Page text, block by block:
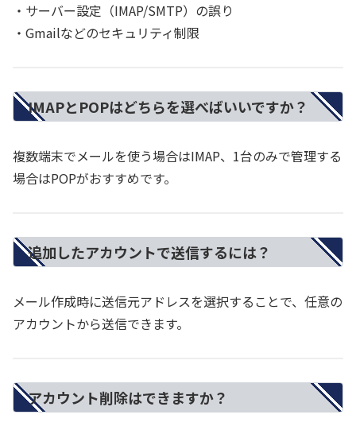
・サーバー設定（IMAP/SMTP）の誤り
・Gmailなどのセキュリティ制限
IMAPとPOPはどちらを選べばいいですか？
複数端末でメールを使う場合はIMAP、1台のみで管理する
場合はPOPがおすすめです。
追加したアカウントで送信するには？
メール作成時に送信元アドレスを選択することで、任意の
アカウントから送信できます。
アカウント削除はできますか？